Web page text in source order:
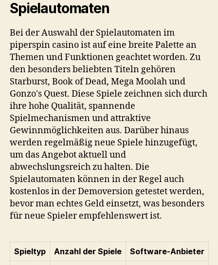
Spielautomaten
Bei der Auswahl der Spielautomaten im
piperspin casinoist auf eine breite Palette an
Themen und Funktionen geachtet worden. Zu
den besonders beliebten Titeln gehören
Starburst, Book of Dead, Mega Moolah und
Gonzo's Quest. Diese Spiele zeichnen sich durch
ihre hohe Qualität, spannende
Spielmechanismen und attraktive
Gewinnmöglichkeiten aus. Darüber hinaus
werden regelmäßig neue Spiele hinzugefügt,
um das Angebot aktuell und
abwechslungsreich zu halten. Die
Spielautomaten können in der Regel auch
kostenlos in der Demoversion getestet werden,
bevor man echtes Geld einsetzt, was besonders
für neue Spieler empfehlenswert ist.
Spieltyp Anzahl der Spiele Software-Anbieter